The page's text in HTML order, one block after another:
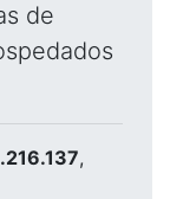
de
,